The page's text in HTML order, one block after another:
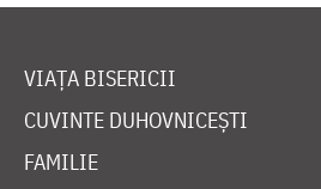
VIAȚA BISERICII
CUVINTE DUHOVNICEȘTI
FAMILIE